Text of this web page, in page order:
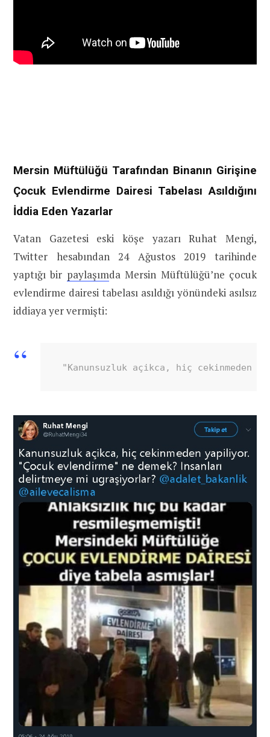
Mersin Müftülüğü Tarafından Binanın Girişine
Çocuk Evlendirme Dairesi Tabelası Asıldığını
İddia Eden Yazarlar
Vatan Gazetesi eski köşe yazarı Ruhat Mengi,
Twitter hesabından 24 Ağustos 2019 tarihinde
yaptığı bir paylaşımda Mersin Müftülüğü’ne çocuk
evlendirme dairesi tabelası asıldığı yönündeki asılsız
iddiaya yer vermişti:
"Kanunsuzluk açikca, hiç cekinmeden